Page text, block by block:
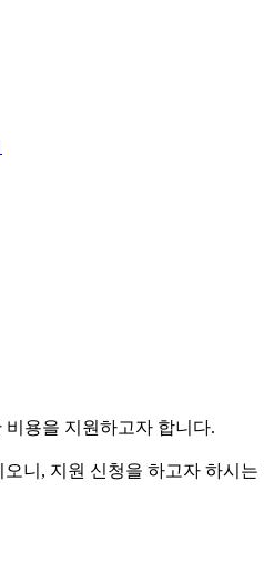
용을 지원하고자 합니다.
니, 지원 신청을 하고자 하시